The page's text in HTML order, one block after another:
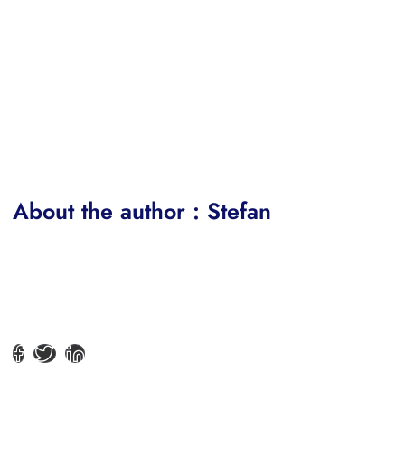
About the author : Stefan